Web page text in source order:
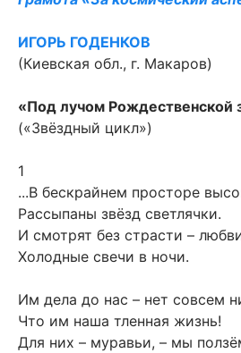
ИГОРЬ ГОДЕНКОВ
(Киевская обл., г. Макаров)
«Под лучом Рождественской
(«Звёздный цикл»)
1
...В бескрайнем просторе
Рассыпаны звёзд светлячки.
И смотрят без страсти –
Холодные свечи в ночи.
Им дела до нас – нет совсем
Что им наша тленная жизнь!
Для них – муравьи, – мы